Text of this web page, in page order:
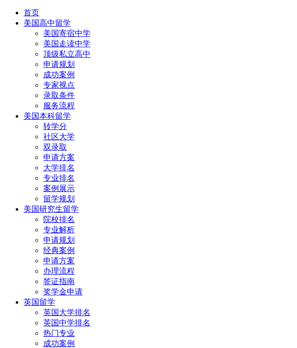
首页
美国高中留学
美国寄宿中学
美国走读中学
顶级私立高中
申请规划
成功案例
专家视点
录取条件
服务流程
美国本科留学
转学分
社区大学
双录取
申请方案
大学排名
专业排名
案例展示
留学规划
美国研究生留学
院校排名
专业解析
申请规划
经典案例
申请方案
办理流程
签证指南
奖学金申请
英国留学
英国大学排名
英国中学排名
热门专业
成功案例